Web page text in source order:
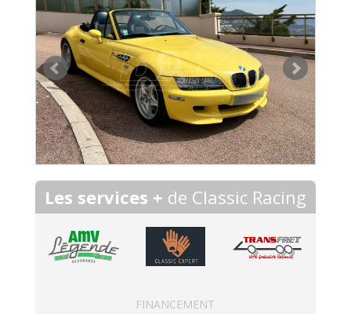
Les services + de Classic Racing
FINANCEMENT